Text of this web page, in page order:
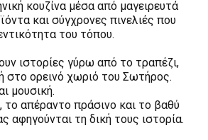
κουζίνα μέσα από μαγειρευτά
και σύγχρονες πινελιές που
του τόπου.
ιστορίες γύρω από το τραπέζι,
στο ορεινό χωριό του Σωτήρος.
μουσική.
το απέραντο πράσινο και το βαθύ
αφηγούνται τη δική τους ιστορία.